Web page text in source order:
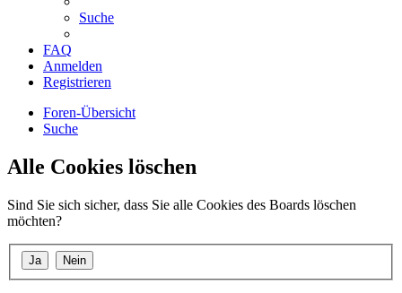
Suche
FAQ
Anmelden
Registrieren
Foren-Übersicht
Suche
Alle Cookies löschen
Sind Sie sich sicher, dass Sie alle Cookies des Boards löschen
möchten?